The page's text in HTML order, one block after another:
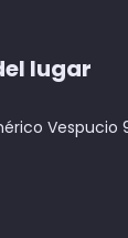
lugar
Vespucio